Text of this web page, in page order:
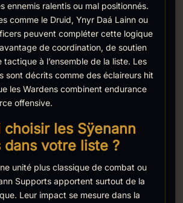
ennemis ralentis ou mal positionnés.
comme le Druid, Ynyr Daá Lainn ou
peuvent compléter cette logique
de coordination, de soutien
tactique à l’ensemble de la liste. Les
sont décrits comme des éclaireurs hit
les Wardens combinent endurance
offensive.
choisir les Sÿenann
dans votre liste ?
unité plus classique de combat ou
Supports apportent surtout de la
Leur impact se mesure dans la